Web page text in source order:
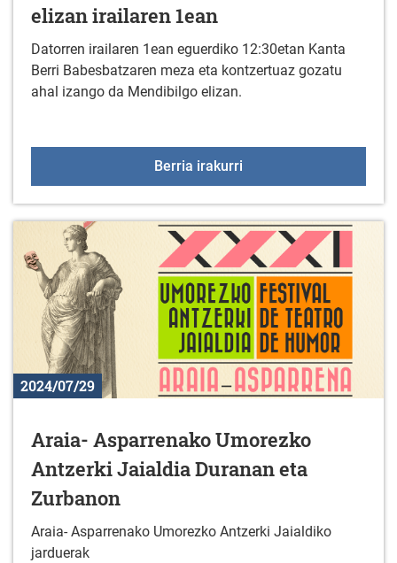
elizan irailaren 1ean
Datorren irailaren 1ean eguerdiko 12:30etan Kanta
Berri Babesbatzaren meza eta kontzertuaz gozatu
ahal izango da Mendibilgo elizan.
Berria irakurri
2024/07/29
Araia- Asparrenako Umorezko
Antzerki Jaialdia Duranan eta
Zurbanon
Araia- Asparrenako Umorezko Antzerki Jaialdiko
jarduerak